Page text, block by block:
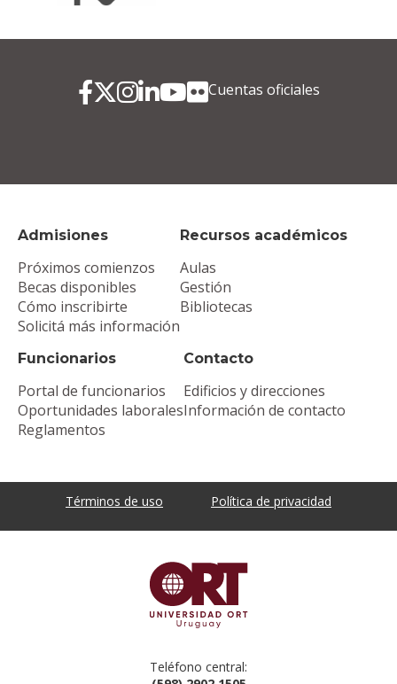
Admisiones
Próximos comienzos
Becas disponibles
Cómo inscribirte
Solicitá más información
Recursos académicos
Aulas
Gestión
Bibliotecas
Funcionarios
Portal de funcionarios
Oportunidades laborales
Reglamentos
Contacto
Edificios y direcciones
Información de contacto
Cuentas oficiales
Términos de uso Política de privacidad
Teléfono central: